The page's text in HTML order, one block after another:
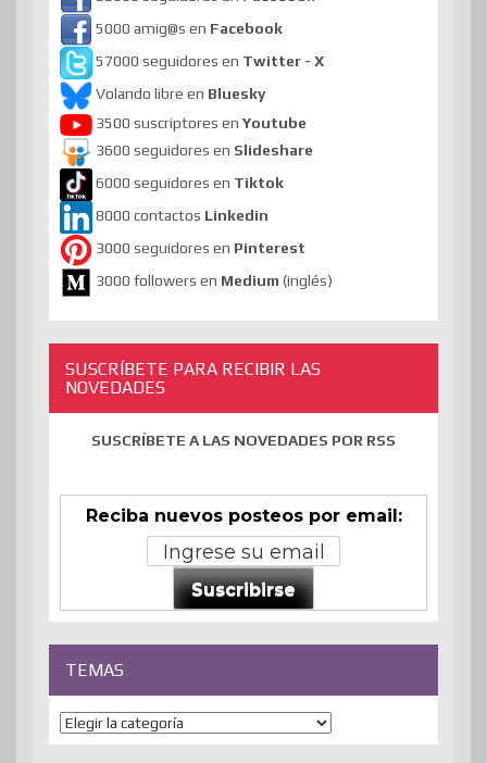
5000 amig@s en Facebook
57000 seguidores en Twitter - X
Volando libre en Bluesky
3500 suscriptores en Youtube
3600 seguidores en Slideshare
6000 seguidores en Tiktok
8000 contactos Linkedin
3000 seguidores en Pinterest
3000 followers en Medium (inglés)
SUSCRÍBETE PARA RECIBIR LAS
NOVEDADES
SUSCRÍBETE A LAS NOVEDADES POR RSS
Reciba nuevos posteos por email:
Suscribirse
TEMAS
Temas